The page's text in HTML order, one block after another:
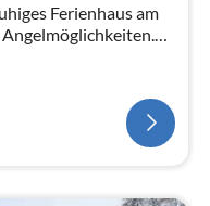
Ferienhaus am